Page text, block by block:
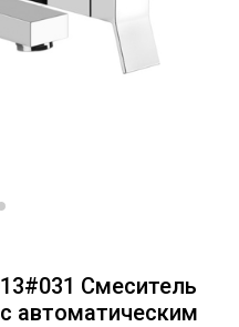
Смеситель
автоматическим